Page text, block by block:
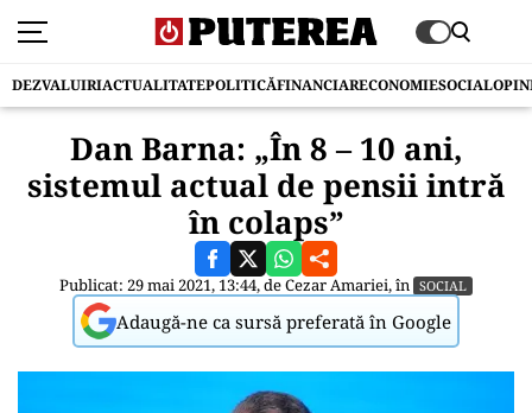
DEZVALUIRIACTUALITATEPOLITICĂFINANCIARECONOMIESOCIAL
Dan Barna: „În 8 – 10 ani,
sistemul actual de pensii intră
în colaps”
Publicat: 29 mai 2021, 13:44, deCezar Amariei, în SOCIAL
Adaugă-ne ca sursă preferată în Google